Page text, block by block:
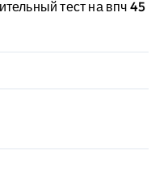
тест на впч 45